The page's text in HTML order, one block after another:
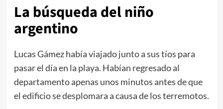
La búsqueda del niño
argentino
Lucas Gámez había viajado junto a sus tíos para
pasar el día en la playa. Habían regresado al
departamento apenas unos minutos antes de que
el edificio se desplomara a causa de los terremotos.